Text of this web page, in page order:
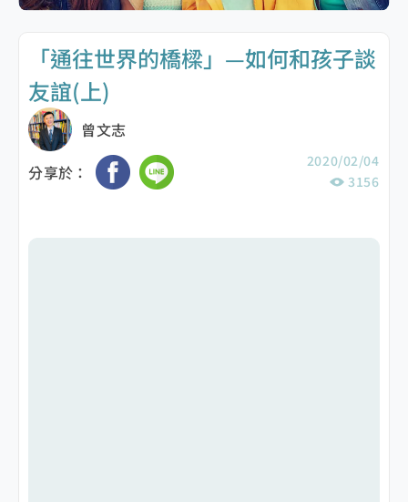
「通往世界的橋樑」—如何和孩子談
友誼(上)
曾文志
分享於：
2020/02/04
3156